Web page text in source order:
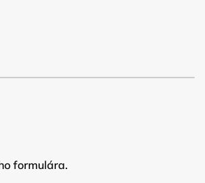
formulára.